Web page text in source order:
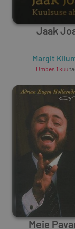
Jaak
Margit
Umbes 1 kuu
Meie